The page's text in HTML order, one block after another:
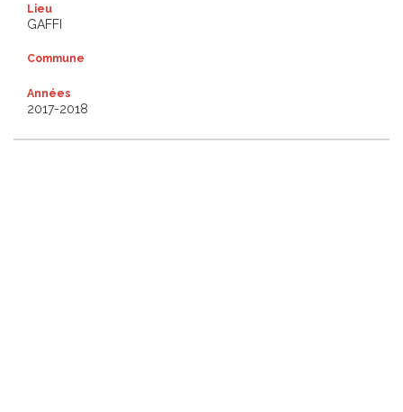
Lieu
GAFFI
Commune
Années
2017-2018